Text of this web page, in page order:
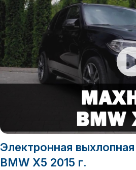
Электронная
BMW X5 2015 г.